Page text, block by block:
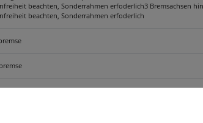
beachten, Sonderrahmen erfoderlich3 Bremsachsen
beachten, Sonderrahmen erfoderlich